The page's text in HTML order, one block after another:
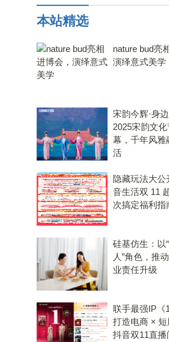
本站精选
nature bud亮
演绎意式美学
宋韵今辉·身边
2025宋韵文
幕，千年风雅
活
隐藏玩法大公
音生活双 11
次搞定福利指
硅基仿生：以
人”角色，推
业责任升级
联手最强IP《
打造电商 × 短
抖音双11直